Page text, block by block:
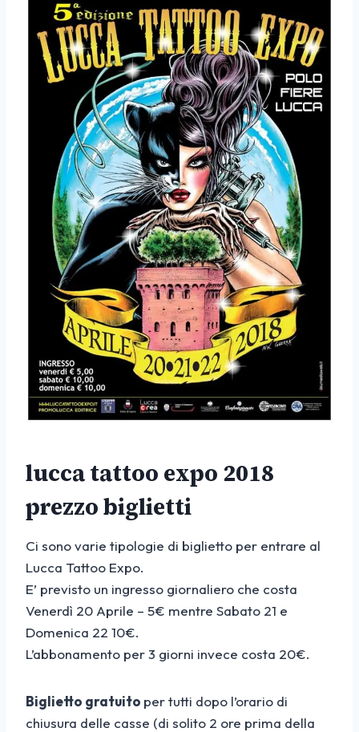
lucca tattoo expo 2018
prezzo biglietti
Ci sono varie tipologie di biglietto per entrare al
Lucca Tattoo Expo.
E’ previsto un ingresso giornaliero che costa
Venerdì 20 Aprile – 5€ mentre Sabato 21 e
Domenica 22 10€.
L’abbonamento per 3 giorni invece costa 20€.
Biglietto gratuito per tutti dopo l’orario di
chiusura delle casse (di solito 2 ore prima della